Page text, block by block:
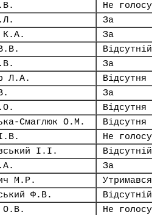
Не
За
К.А.
За
Відсутній
За
Л.А.
Відсутня
За
Відсутня
Смаглюк О.М.
Відсутня
Не
І.І.
Відсутній
За
М.Р.
Утримався
Ф.В.
Відсутній
О.В.
Не